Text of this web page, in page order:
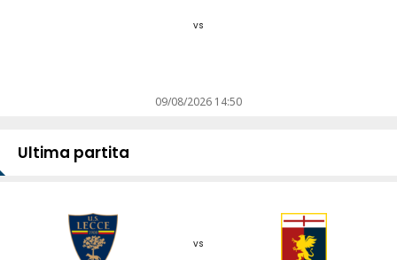
vs
09/08/2026 14:50
Ultima partita
vs